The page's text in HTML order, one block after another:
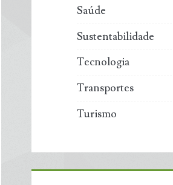
Saúde
Sustentabilidade
Tecnologia
Transportes
Turismo